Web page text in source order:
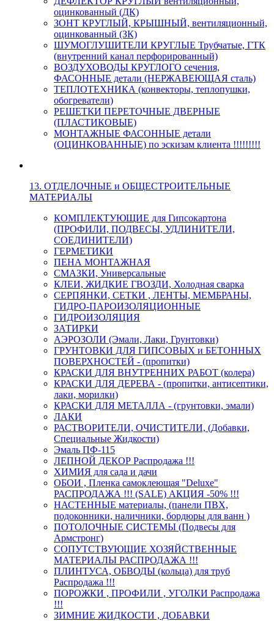
оцинкованный (ДК)
ЗОНТ КРУГЛЫЙ, КРЫШНЫЙ, вентиляционный,
оцинкованный (ЗК)
ШУМОГЛУШИТЕЛИ КРУГЛЫЕ Трубчатые, ГТК
(внутренний канал перфорированный)
ВОЗДУХОВОДЫ КРУГЛОГО сечения,
ФАСОННЫЕ детали (НЕРЖАВЕЮЩАЯ сталь)
ТЕПЛОТЕХНИКА (конвекторы, теплопушки,
обогреватели)
РЕШЕТКИ ПЕРЕТОЧНЫЕ ДВЕРНЫЕ
(ПЛАСТИКОВЫЕ)
МОНТАЖНЫЕ ФАСОННЫЕ детали
(ОЦИНКОВАННЫЕ) по эскизам клиента !!!!!!!!!
13. ОТДЕЛОЧНЫЕ и ОБЩЕСТРОИТЕЛЬНЫЕ
МАТЕРИАЛЫ
КОМПЛЕКТУЮЩИЕ для Гипсокартона
(ПРОФИЛИ, ПОДВЕСЫ, УДЛИНИТЕЛИ,
СОЕДИНИТЕЛИ)
ГЕРМЕТИКИ
ПЕНА МОНТАЖНАЯ
СМАЗКИ, Универсальные
КЛЕИ, ЖИДКИЕ ГВОЗДИ, Холодная сварка
СЕРПЯНКИ, СЕТКИ , ЛЕНТЫ, МЕМБРАНЫ,
ГИДРО-ПАРОИЗОЛЯЦИОННЫЕ
ГИДРОИЗОЛЯЦИЯ
ЗАТИРКИ
АЭРОЗОЛИ (Эмали, Лаки, Грунтовки)
ГРУНТОВКИ ДЛЯ ГИПСОВЫХ и БЕТОННЫХ
ПОВЕРХНОСТЕЙ - (пропитки)
КРАСКИ ДЛЯ ВНУТРЕННИХ РАБОТ (колера)
КРАСКИ ДЛЯ ДЕРЕВА - (пропитки, антисептики,
лаки, морилки)
КРАСКИ ДЛЯ МЕТАЛЛА - (грунтовки, эмали)
ЛАКИ
РАСТВОРИТЕЛИ, ОЧИСТИТЕЛИ, (Добавки,
Специальные Жидкости)
Эмаль ПФ-115
ЛЕПНОЙ ДЕКОР Распродажа !!!
ХИМИЯ для сада и дачи
ОБОИ , Пленка самоклеющая "Deluxe"
РАСПРОДАЖА !!! (SALE) АКЦИЯ -50% !!!
НАСТЕННЫЕ материалы, (панели ПВХ,
подоконники, наличники, бордюры для ванн )
ПОТОЛОЧНЫЕ СИСТЕМЫ (Подвесы для
Армстронг)
СОПУТСТВУЮЩИЕ ХОЗЯЙСТВЕННЫЕ
МАТЕРИАЛЫ РАСПРОДАЖА !!!
ПЛИНТУСА, ОБВОДЫ (кольца) для труб
Распродажа !!!
ПОРОЖКИ , ПРОФИЛИ , УГОЛКИ Распродажа
!!!
ЗИМНИЕ ЖИДКОСТИ , ДОБАВКИ